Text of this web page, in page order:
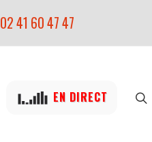
02 41 60 47 47
EN DIRECT